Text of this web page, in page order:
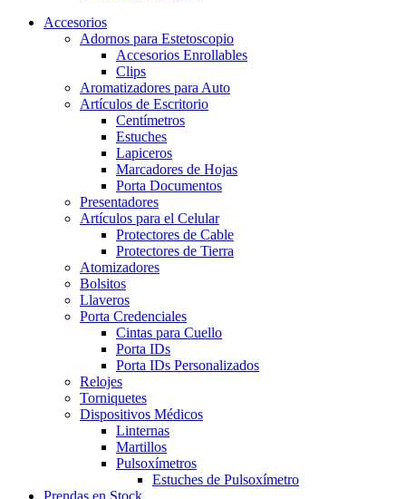
Accesorios
Adornos para Estetoscopio
Accesorios Enrollables
Clips
Aromatizadores para Auto
Artículos de Escritorio
Centímetros
Estuches
Lapiceros
Marcadores de Hojas
Porta Documentos
Presentadores
Artículos para el Celular
Protectores de Cable
Protectores de Tierra
Atomizadores
Bolsitos
Llaveros
Porta Credenciales
Cintas para Cuello
Porta IDs
Porta IDs Personalizados
Relojes
Torniquetes
Dispositivos Médicos
Linternas
Martillos
Pulsoxímetros
Estuches de Pulsoxímetro
Prendas en Stock